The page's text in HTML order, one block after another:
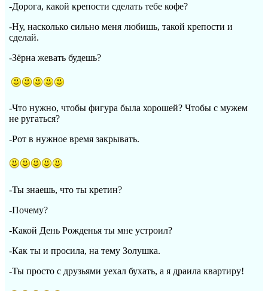
-Дорога, какой крепости сделать тебе кофе?
-Ну, насколько сильно меня любишь, такой крепости и
сделай.
-Зёрна жевать будешь?
-Что нужно, чтобы фигура была хорошей? Чтобы с мужем
не ругаться?
-Рот в нужное время закрывать.
-Ты знаешь, что ты кретин?
-Почему?
-Какой День Рожденья ты мне устроил?
-Как ты и просила, на тему Золушка.
-Ты просто с друзьями уехал бухать, а я драила квартиру!